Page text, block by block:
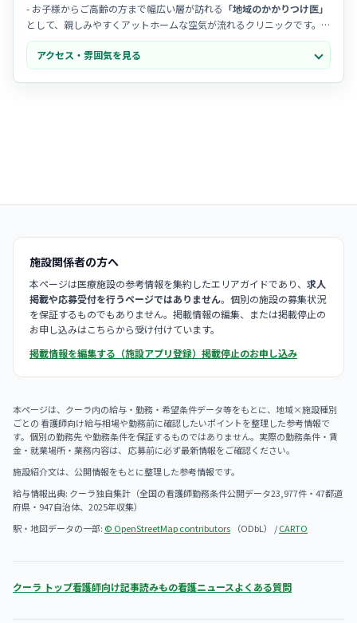
- お子様からご高齢の方まで幅広い層が訪れる 「地域のかかりつけ医」
として、親しみやすくアットホームな空気が流れるクリニックです。
- スタッフ間のコミュニケーションが非常にスムーズで、お互いに助け
合うチームワークの良さが魅力的な職場だと評判です。
- 院内は清潔感があり、患者様一人ひとりに寄り添った温かい看護を大
アクセス・雰囲気を見る
施設関係者の方へ
本ページは医療施設の参考情報を集約したエリアガイドであり、 求人
掲載や応募受付を行うページではありません。個別の施設の募集状況
を保証するものでもありません。掲載情報の編集、または掲載停止の
お申し込みはこちらから受け付けています。
掲載情報を編集する（施設アプリ登録） 掲載停止のお申し込み
本ページは、クーラ内の給与・勤務・希望条件データ等をもとに、地域×施設種別
ごとの 看護師向け給与相場や勤務前に確認したいポイントを整理した参考情報で
す。個別の勤務先 や勤務条件を保証するものではありません。実際の勤務条件・賃
金・就業場所・業務内容は、 応募前に必ず最新情報をご確認ください。
施設紹介文は、公開情報をもとに整理した参考情報です。
給与情報出典: クーラ独自集計（全国の看護師勤務条件公開データ23,977件・47都道
府県・947自治体、2025年収集）
駅・地図データの一部: © OpenStreetMap contributors （ODbL） /CARTO
クーラ トップ看護師向け記事読みもの看護ニュースよくある質問